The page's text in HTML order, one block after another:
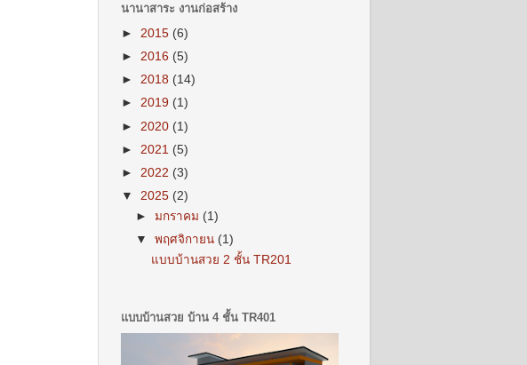
นานาสาระ งานก่อสร้าง
► 2015 (6)
► 2016 (5)
► 2018 (14)
► 2019 (1)
► 2020 (1)
► 2021 (5)
► 2022 (3)
▼ 2025 (2)
►มกราคม (1)
▼พฤศจิกายน (1)
แบบบ้านสวย 2 ชั้น TR201
แบบบ้านสวย บ้าน 4 ชั้น TR401